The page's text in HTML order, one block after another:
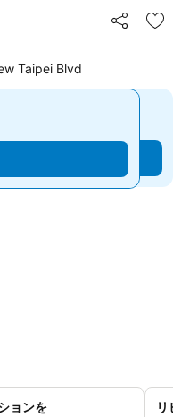
シェア
お
Taipei Blvd
ョンを